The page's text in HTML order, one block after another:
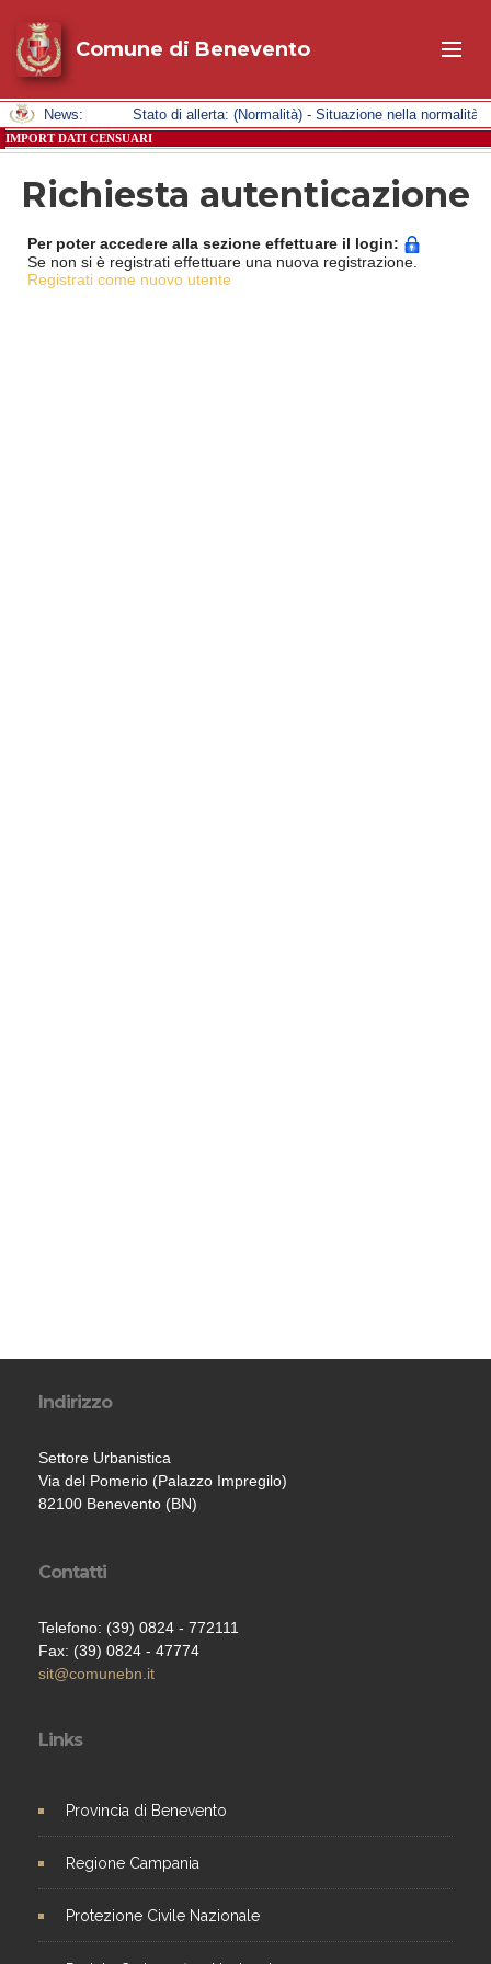
Comune di Benevento
News: Stato di allerta: (Normalità) - Situazione nella
IMPORT DATI CENSUARI
Indirizzo
Settore Urbanistica
Via del Pomerio (Palazzo Impregilo)
82100 Benevento (BN)
Contatti
Telefono: (39) 0824 - 772111
Fax: (39) 0824 - 47774
sit@comunebn.it
Links
Provincia di Benevento
Regione Campania
Protezione Civile Nazionale